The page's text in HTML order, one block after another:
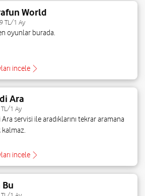
World
TL/1 Ay
oyunlar burada.
incele
Ara
1 Ay
servisi ile aradıklarını tekrar aramana
kalmaz.
incele
Bu